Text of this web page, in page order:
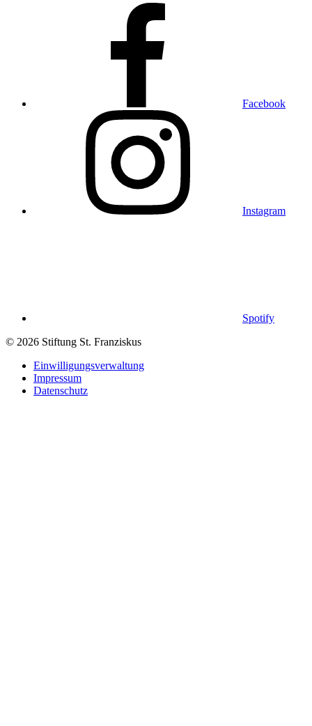
Facebook
Instagram
Spotify
© 2026 Stiftung St. Franziskus
Einwilligungsverwaltung
Impressum
Datenschutz